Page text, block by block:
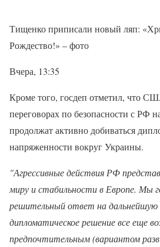
Тищенко приписали новый ляп:
Рождество!» – фото
Вчера, 13:35
Кроме того, госдеп отметил, что
переговорах по безопасности с РФ
продолжат активно добиваться
напряженности вокруг Украины.
"Агрессивные действия РФ
миру и стабильности в Европе. Мы
решительный ответ на
дипломатическое решение все еще
предпочтительным (вариантом